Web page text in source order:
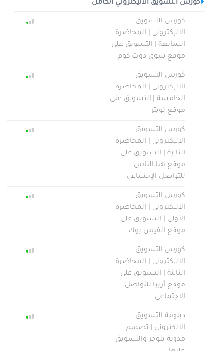
كورس التسويق الاليكتروني الكامل
كورس التسويق
الاليكترونى | المحاضرة
السابعة | التسويق على
موقع سوق دوت كوم
كورس التسويق
الاليكترونى | المحاضرة
الخامسة | التسويق على
موقع تويتر
كورس التسويق
الاليكترونى | المحاضرة
الثانية | التسويق على
موقع هنا الناس
للتواصل الإجتماعي
كورس التسويق
الاليكترونى | المحاضرة
الأولى | التسويق على
موقع الفيس بوك
كورس التسويق
الاليكترونى | المحاضرة
الثالثة | التسويق على
موقع أربيا للتواصل
الإجتماعي
دبلومة التسويق
الالكترونى | تصميم
مدونة بلوجر والتسويق